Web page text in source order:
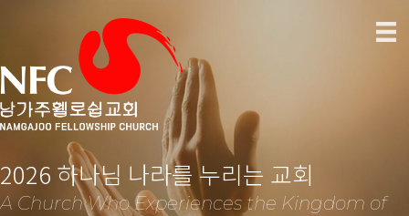
2026 하나님 나라를 누리는 교회
A Church Who Experiences the Kingdom of